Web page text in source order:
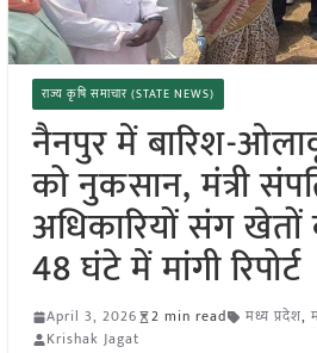
राज्य कृषि समाचार (STATE NEWS)
नैनपुर में बारिश-
को नुकसान, मंत्री
अधिकारियों संग खेतों
48 घंटे में मांगी रिपोर्ट
April 3, 2026 2 min read मध्य प्रदेश,
Krishak Jagat